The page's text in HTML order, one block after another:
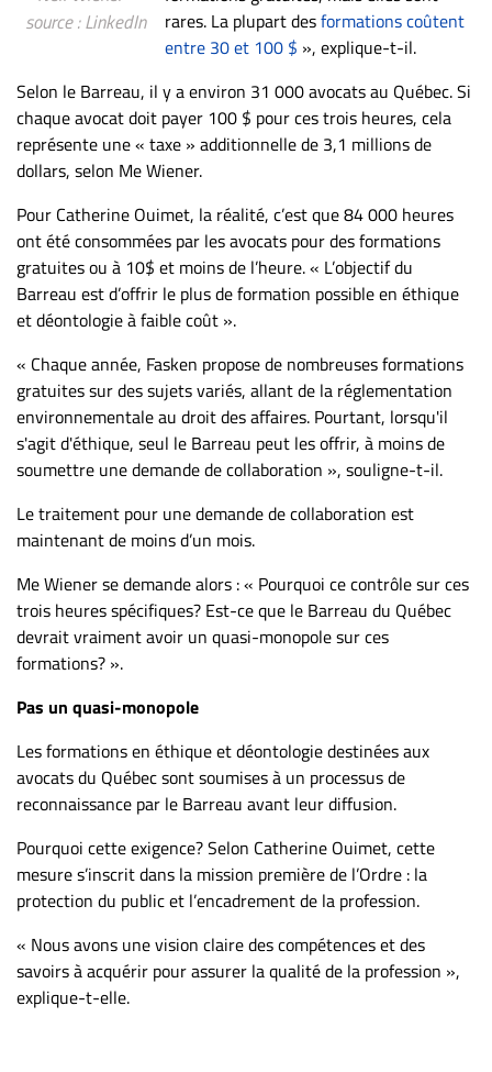
Nous
propos
Infolettre
S’abonner
FAQ
Politique de
confidentialité
source : LinkedIn
rares. La plupart desformations coûtent
entre 30 et 100 $ », explique-t-il.
Selon le Barreau, il y a environ 31 000 avocats au Québec. Si
chaque avocat doit payer 100 $ pour ces trois heures, cela
représente une « taxe » additionnelle de 3,1 millions de
dollars, selon Me Wiener.
Pour Catherine Ouimet, la réalité, c’est que 84 000 heures
ont été consommées par les avocats pour des formations
gratuites ou à 10$ et moins de l’heure. « L’objectif du
Barreau est d’offrir le plus de formation possible en éthique
et déontologie à faible coût ».
« Chaque année, Fasken propose de nombreuses formations
gratuites sur des sujets variés, allant de la réglementation
environnementale au droit des affaires. Pourtant, lorsqu'il
s'agit d'éthique, seul le Barreau peut les offrir, à moins de
soumettre une demande de collaboration », souligne-t-il.
Le traitement pour une demande de collaboration est
maintenant de moins d’un mois.
Me Wiener se demande alors : « Pourquoi ce contrôle sur ces
trois heures spécifiques? Est-ce que le Barreau du Québec
devrait vraiment avoir un quasi-monopole sur ces
formations? ».
Pas un quasi-monopole
Les formations en éthique et déontologie destinées aux
avocats du Québec sont soumises à un processus de
reconnaissance par le Barreau avant leur diffusion.
Pourquoi cette exigence? Selon Catherine Ouimet, cette
mesure s’inscrit dans la mission première de l’Ordre : la
protection du public et l’encadrement de la profession.
« Nous avons une vision claire des compétences et des
savoirs à acquérir pour assurer la qualité de la profession »,
explique-t-elle.